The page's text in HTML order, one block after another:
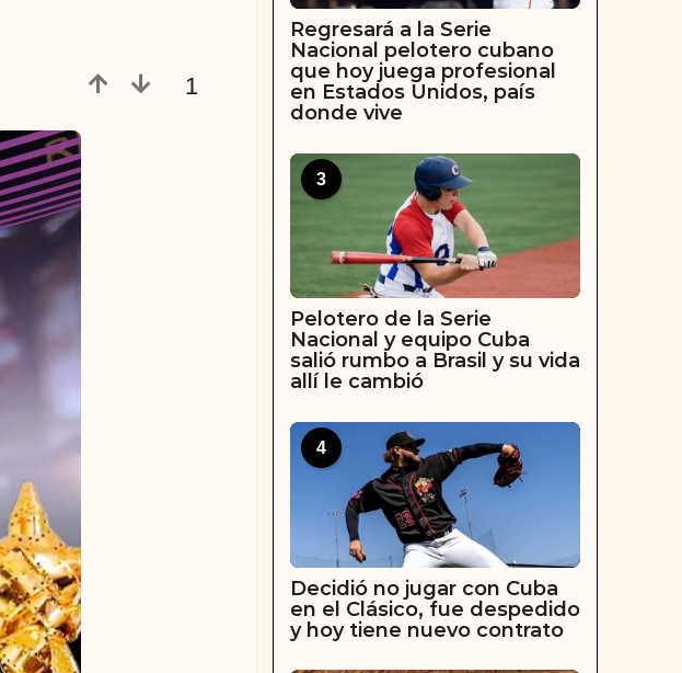
1
Regresará a la Serie
Nacional pelotero cubano
que hoy juega profesional
en Estados Unidos, país
donde vive
3
Pelotero de la Serie
Nacional y equipo Cuba
salió rumbo a Brasil y su vida
allí le cambió
4
Decidió no jugar con Cuba
en el Clásico, fue despedido
y hoy tiene nuevo contrato